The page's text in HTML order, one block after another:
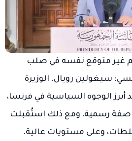
غير متوقع نفسه في صلب
سيغولين رويال. الوزيرة
أبرز الوجوه السياسية في فرنسا،
صفة رسمية، ومع ذلك استُقبلت
وعلى مستويات عالية.